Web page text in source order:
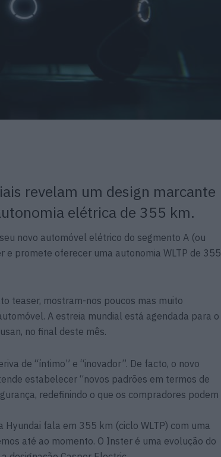
revelam um design marcante
elétrica de 355 km.
novo automóvel elétrico do segmento A (ou
e promete oferecer uma autonomia WLTP de 355
teaser, mostram-nos poucos mas muito
A estreia mundial está agendada para o
no final deste mês.
de “íntimo” e “inovador”. De facto, o novo
estabelecer “novos padrões em termos de
redefinindo o que os compradores podem
Hyundai fala em 355 km (ciclo WLTP) com uma
até ao momento. O Inster é uma evolução do